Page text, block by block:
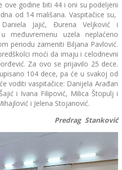
ove godine biti 44 i oni su podeljeni
od 14 mališana. Vaspitačice su,
Jajić, Đurena Veljković i
međuvremenu uzela neplaćeno
periodu zameniti Biljana Pavlović.
moći da imaju i celodnevni
Za ovo se prijavilo 25 dece.
104 dece, pa će u svakoj od
voditi vaspitačice: Danijela Arađan
i Ivana Filipović, Milica Štopulj i
i Jelena Stojanović.
Predrag Stanković